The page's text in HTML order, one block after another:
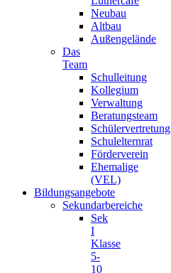
Neubau
Altbau
Außengelände
Das
Team
Schulleitung
Kollegium
Verwaltung
Beratungsteam
Schülervertretung
Schulelternrat
Förderverein
Ehemalige
(VEL)
Bildungsangebote
Sekundarbereiche
Sek
I
Klasse
5-
10